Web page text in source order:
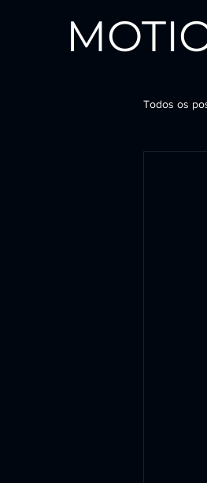
Todos os